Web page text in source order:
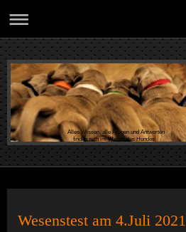
Alles Wissen, alle Fragen und Antworten
finden sich im Wesen des Hundes
Wesenstest am 4.Juli 2021